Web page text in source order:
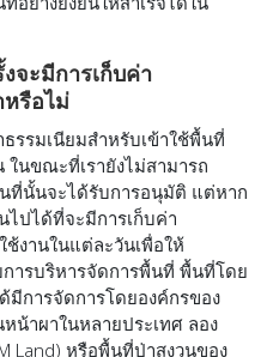
จะมีการเก็บค่า
รือไม่
รมเนียมสำหรับเข้าใช้พื้นที่
ในขณะที่เรายังไม่สามารถ
ที่นั้นจะได้รับการอนุมัติ แต่หาก
ไปได้ที่จะมีการเก็บค่า
ช้งานในแต่ละวันเพื่อให้
ารบริหารจัดการพื้นที่ พื้นที่โดย
มีการจัดการโดยองค์กรของ
าผาในหลายประเทศ ลอง
Land) หรือพื้นที่ป่าสงวนของ